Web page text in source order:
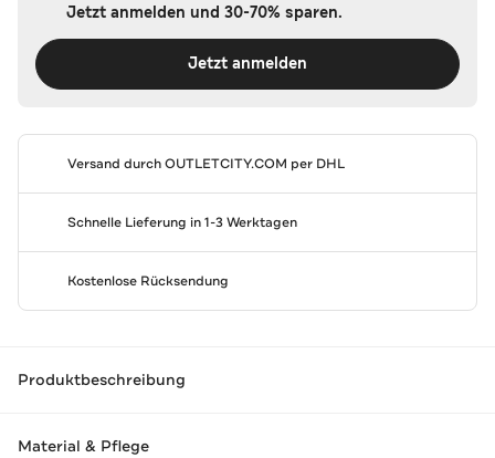
Jetzt anmelden und 30-70% sparen.
Jetzt anmelden
Versand durchOUTLETCITY.COM per DHL
Schnelle Lieferung in 1-3 Werktagen
Kostenlose Rücksendung
Produktbeschreibung
Material & Pflege